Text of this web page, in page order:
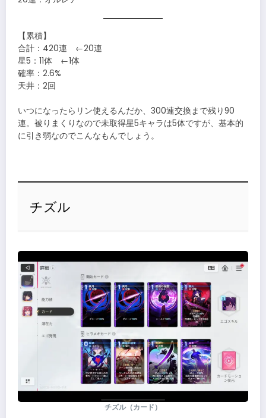
【累積】
合計：420連 ←20連
星5：11体 ←1体
確率：2.6%
天井：2回
いつになったらリン使えるんだか、300連交換まで残り90
連。被りまくりなので未取得星5キャラは5体ですが、基本的
に引き弱なのでこんなもんでしょう。
チズル
チズル（カード）